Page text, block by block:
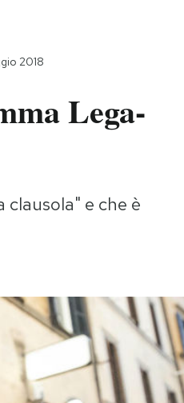
2018
Lega-
e che è